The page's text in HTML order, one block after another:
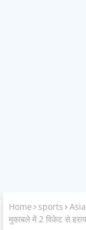
Home sports
Asia
मुकाबले में 2 विकेट से